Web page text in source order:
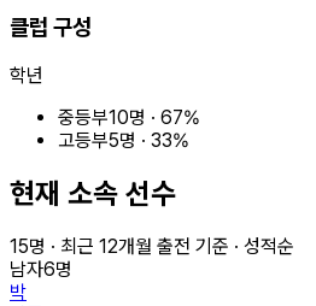
클럽 구성
학년
중등부10명 · 67%
고등부5명 · 33%
현재 소속 선수
15명 · 최근 12개월 출전 기준 · 성적순
남자6명
박